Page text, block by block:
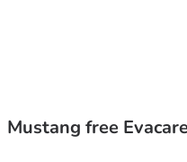
Mustang free